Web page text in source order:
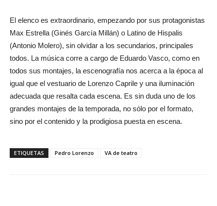
El elenco es extraordinario, empezando por sus protagonistas
Max Estrella (Ginés García Millán) o Latino de Hispalis
(Antonio Molero), sin olvidar a los secundarios, principales
todos. La música corre a cargo de Eduardo Vasco, como en
todos sus montajes, la escenografía nos acerca a la época al
igual que el vestuario de Lorenzo Caprile y una iluminación
adecuada que resalta cada escena. Es sin duda uno de los
grandes montajes de la temporada, no sólo por el formato,
sino por el contenido y la prodigiosa puesta en escena.
ETIQUETAS Pedro Lorenzo VA de teatro